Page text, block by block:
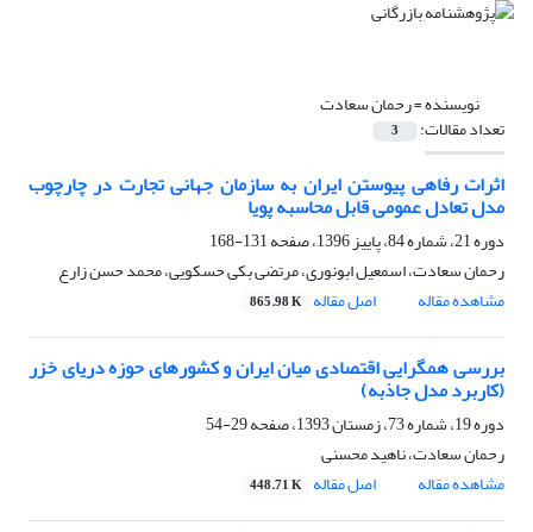
نویسنده =رحمان سعادت
تعداد مقالات: 3
اثرات رفاهی پیوستن ایران به سازمان جهانی تجارت در چارچوب
مدل تعادل عمومی قابل محاسبه پویا
دوره 21، شماره 84، پاییز 1396، صفحه
131-168
رحمان سعادت، اسمعیل ابونوری، مرتضی بکی حسکویی، محمد حسن زارع
مشاهده مقاله
اصل مقاله 865.98 K
بررسی همگرایی اقتصادی میان ایران و کشورهای حوزه دریای خزر
(کاربرد مدل جاذبه)
دوره 19، شماره 73، زمستان 1393، صفحه
29-54
رحمان سعادت، ناهید محسنی
مشاهده مقاله
اصل مقاله 448.71 K